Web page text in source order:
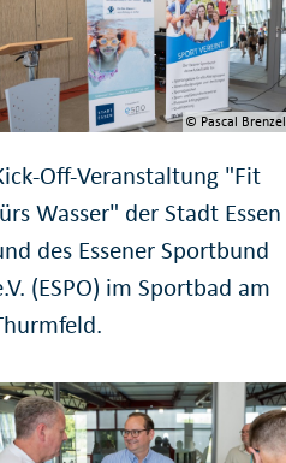
© Pascal Brenzel
Off-Veranstaltung "Fit
Wasser" der Stadt Essen
des Essener Sportbund
(ESPO) im Sportbad am